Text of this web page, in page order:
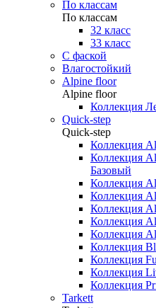
По классам
По классам
32 класс
33 класс
С фаской
Влагостойкий
Alpine floor
Alpine floor
Коллекция
Quick-step
Quick-step
Коллекция
Коллекция
Базовый
Коллекция
Коллекция
Коллекция
Коллекция
Коллекция
Коллекция
Коллекция
Коллекция
Коллекция
Tarkett